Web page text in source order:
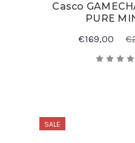
Casco
PURE
€169,00
SALE